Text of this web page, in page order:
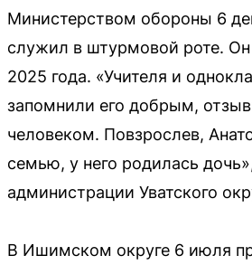
Министерством обороны 6
служил в штурмовой роте. Он
2025 года. «Учителя и
запомнили его добрым,
человеком. Повзрослев,
семью, у него родилась
администрации Уватского
В Ишимском округе 6 июля